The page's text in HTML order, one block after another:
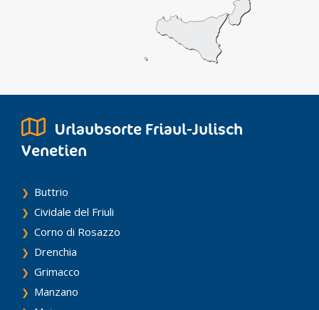
Urlaubsorte Friaul-Julisch
Venetien
Buttrio
Cividale del Friuli
Corno di Rosazzo
Drenchia
Grimacco
Manzano